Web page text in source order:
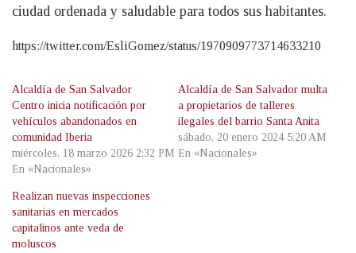
ciudad ordenada y saludable para todos sus habitantes.
https://twitter.com/EsliGomez/status/1970909773714633210
Alcaldía de San Salvador
Centro inicia notificación por
vehículos abandonados en
comunidad Iberia
miércoles, 18 marzo 2026 2:32 PM
En «Nacionales»
Alcaldía de San Salvador multa
a propietarios de talleres
ilegales del barrio Santa Anita
sábado, 20 enero 2024 5:20 AM
En «Nacionales»
Realizan nuevas inspecciones
sanitarias en mercados
capitalinos ante veda de
moluscos